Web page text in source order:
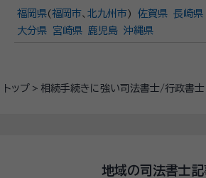
トップ 相続手続きに強い司法書士/行政書士
福岡県(福岡市、 北九州市) 佐賀県 長崎県
大分県
宮崎県 鹿児島 沖縄県
地域の司法書士記